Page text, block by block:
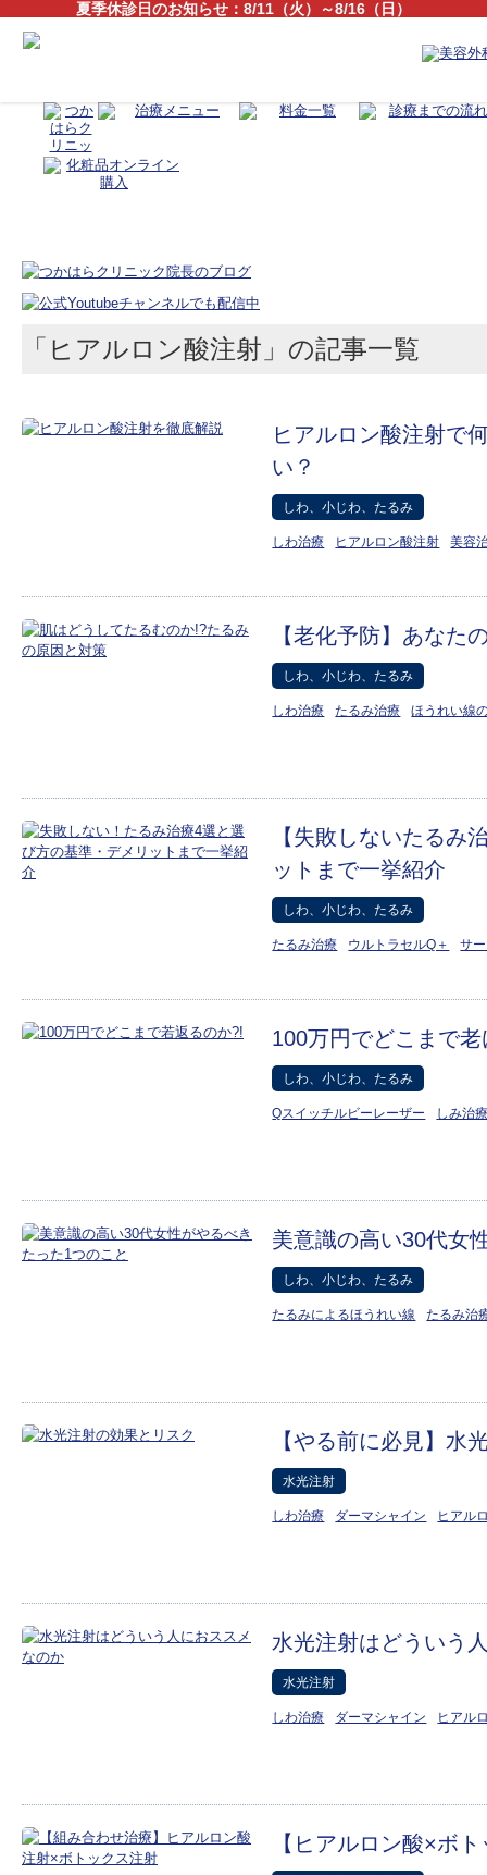
夏季休診日のお知らせ：8/11（火）～8/16（日）
「ヒアルロン酸注射」の記事一覧
ヒアルロン酸注射で
い？
しわ、小じわ、たるみ
しわ治療 ヒアルロン酸注射 美容
【老化予防】あなた
しわ、小じわ、たるみ
しわ治療 たるみ治療 ほうれい線
【失敗しないたるみ
ットまで一挙紹介
しわ、小じわ、たるみ
たるみ治療 ウルトラセルQ＋ サ
100万円でどこまで
しわ、小じわ、たるみ
Qスイッチルビーレーザー しみ治
美意識の高い30代女
しわ、小じわ、たるみ
たるみによるほうれい線 たるみ治
【やる前に必見】水
水光注射
しわ治療 ダーマシャイン ヒアル
水光注射はどういう
水光注射
しわ治療 ダーマシャイン ヒアル
【ヒアルロン酸×ボ